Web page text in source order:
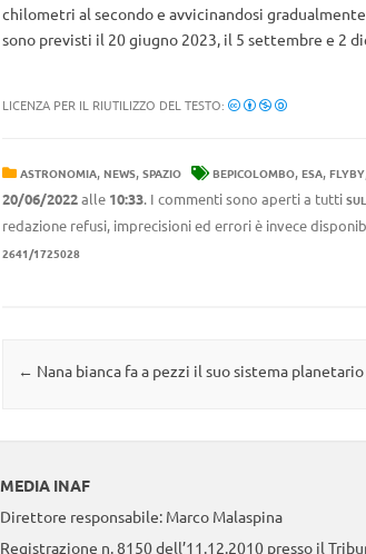
chilometri al secondo e avvicinandosi
sono previsti il 20 giugno 2023, il 5 settembre e 2
LICENZA PER IL RIUTILIZZO DEL TESTO:
ASTRONOMIA, NEWS, SPAZIO BEPICOLOMBO, ESA, FLYBY
20/06/2022alle 10:33. I commenti sono aperti a tutti
redazione refusi, imprecisioni ed errori è invece
2641/1725028
Navigazione articolo
← Nana bianca fa a pezzi il suo sistema planetario
MEDIA INAF
Direttore responsabile: Marco Malaspina
Registrazione n. 8150 dell’11.12.2010 presso il